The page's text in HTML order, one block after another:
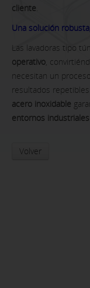
cliente.
Una solución
Las lavadoras tipo
operativo,
necesitan un
resultados
acero inoxidable
entornos
Volver